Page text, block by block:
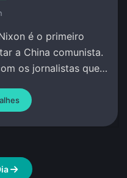
é o primeiro
a China comunista.
os jornalistas que